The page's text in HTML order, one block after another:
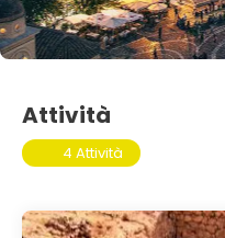
Attività
4 Attività